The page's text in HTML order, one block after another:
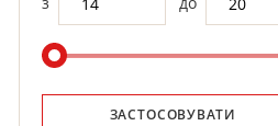
ЗАСТОСОВУВАТИ